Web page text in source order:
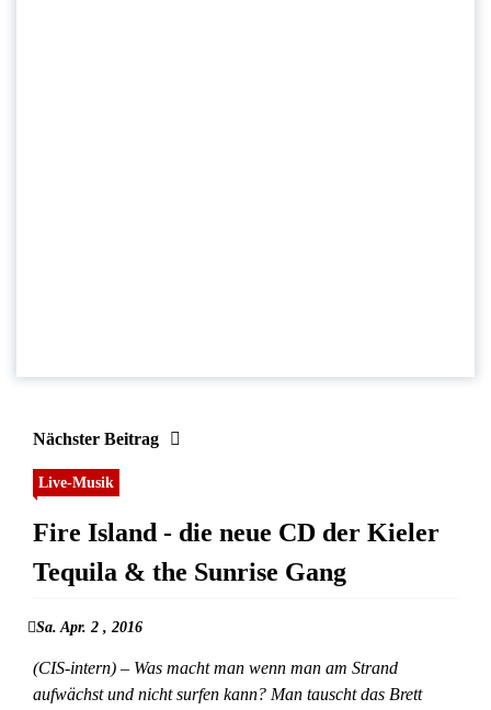
Nächster Beitrag
Live-Musik
Fire Island - die neue CD der Kieler
Tequila & the Sunrise Gang
Sa. Apr. 2 , 2016
(CIS-intern) – Was macht man wenn man am Strand
aufwächst und nicht surfen kann? Man tauscht das Brett